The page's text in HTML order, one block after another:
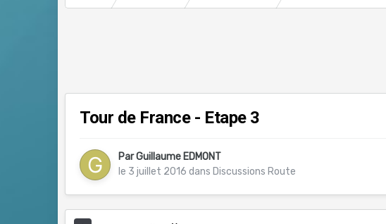
Tour de France - Etape 3
ParGuillaume EDMONT
le 3 juillet 2016 dans Discussions Route